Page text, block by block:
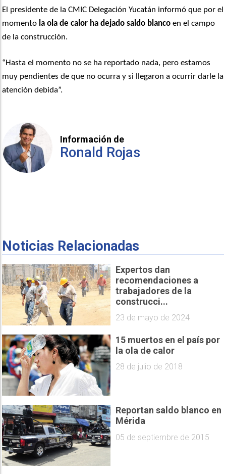
El presidente de la CMIC Delegación Yucatán informó que por el
momento la ola de calor ha dejado saldo blanco en el campo
de la construcción.
“Hasta el momento no se ha reportado nada, pero estamos
muy pendientes de que no ocurra y si llegaron a ocurrir darle la
atención debida”.
Información de
Ronald Rojas
Noticias Relacionadas
Expertos dan
recomendaciones a
trabajadores de la
construcci...
23 de mayo de 2024
15 muertos en el país por
la ola de calor
28 de julio de 2018
Reportan saldo blanco en
Mérida
05 de septiembre de 2015